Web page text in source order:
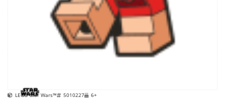
LEGO Star Wars™ 5010227 6+